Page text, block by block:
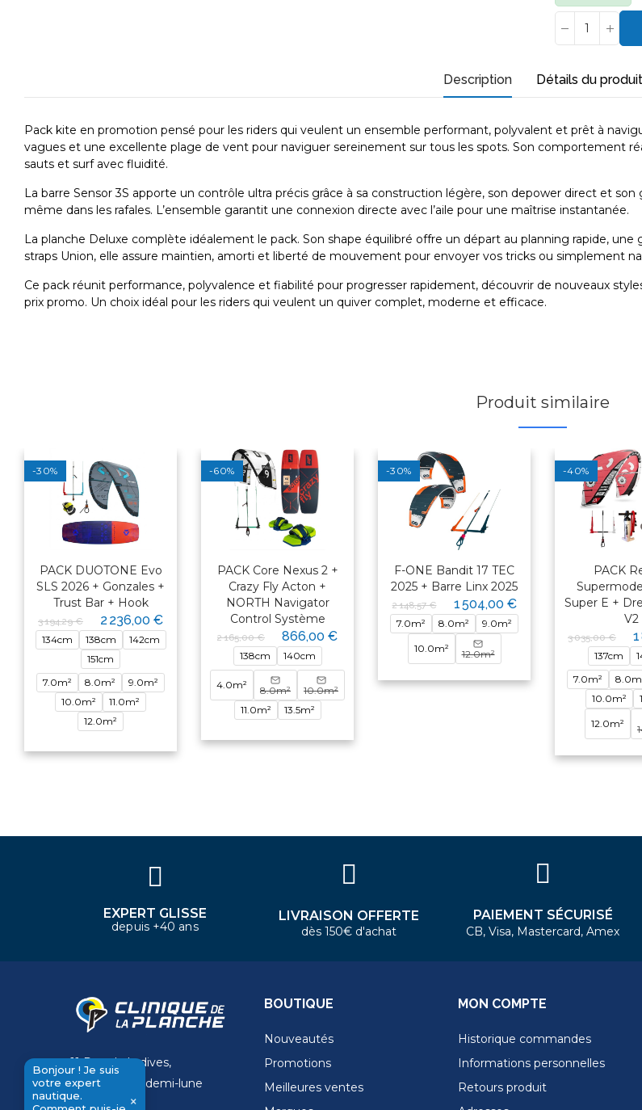
Description Détails du produit
Pack kite en promotion pensé pour les riders qui veulent un ensemble performant, polyvalent et prêt à
vagues et une excellente plage de vent pour naviguer sereinement sur tous les spots. Son comportement
sauts et surf avec fluidité.
La barre Sensor 3S apporte un contrôle ultra précis grâce à sa construction légère, son depower direct et
même dans les rafales. L’ensemble garantit une connexion directe avec l’aile pour une maîtrise instantanée.
La planche Deluxe complète idéalement le pack. Son shape équilibré offre un départ au planning rapide,
straps Union, elle assure maintien, amorti et liberté de mouvement pour envoyer vos tricks ou simplement
Ce pack réunit performance, polyvalence et fiabilité pour progresser rapidement, découvrir de nouveaux
prix promo. Un choix idéal pour les riders qui veulent un quiver complet, moderne et efficace.
Produit similaire
-30%
PACK DUOTONE Evo
SLS 2026 + Gonzales +
Trust Bar + Hook
3 194,29 € 2 236,00 €
134cm 138cm
142cm
151cm
7.0m²
8.0m²
9.0m²
10.0m²
11.0m²
12.0m²
-60%
PACK Core Nexus 2 +
Crazy Fly Acton +
NORTH Navigator
Control Système
2 165,00 € 866,00 €
138cm 140cm
4.0m² 8.0m²
10.0m²
11.0m²
13.5m²
-30%
F-ONE Bandit 17 TEC
2025 + Barre Linx 2025
2 148,57 € 1 504,00 €
7.0m² 8.0m² 9.0m²
10.0m² 12.0m²
-40%
PACK
Super E +
V2
3 035,00 €
137cm
7.0m²
10.0m²
12.0m²
Bonjour ! Je suis
votre expert
nautique.
×
EXPERT GLISSE
depuis +40 ans
LIVRAISON OFFERTE
dès 150€ d'achat
PAIEMENT SÉCURISÉ
CB, Visa, Mastercard, Amex
11 Rue de la dives,
4 Place de la demi-lune
14000 Caen
BOUTIQUE
Nouveautés
Promotions
Meilleures ventes
MON COMPTE
Historique commandes
Informations personnelles
Retours produit